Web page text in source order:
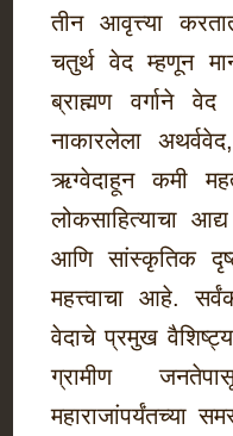
तीन आवृत्त्या
चतुर्थ वेद म्हणून
ब्राह्मण वर्गाने
नाकारलेला
ऋग्वेदाहून कमी
लोकसाहित्याचा
आणि सांस्कृतिक
महत्त्वाचा आहे.
वेदाचे प्रमुख
ग्रामीण
महाराजांपर्यंतच्या